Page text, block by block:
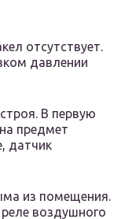
отсутствует.
давлении
В первую
предмет
датчик
из помещения.
воздушного